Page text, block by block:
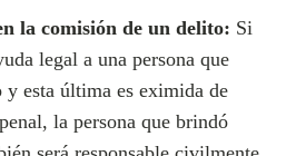
la comisión de un delito: Si
legal a una persona que
y esta última es eximida de
la persona que brindó